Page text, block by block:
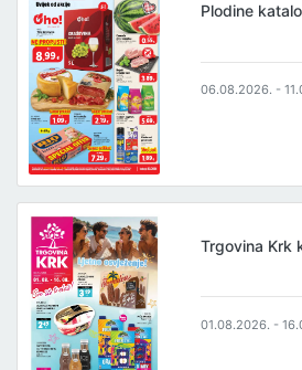
Plodine
06.08.2026. -
Trgovina Krk
01.08.2026. -